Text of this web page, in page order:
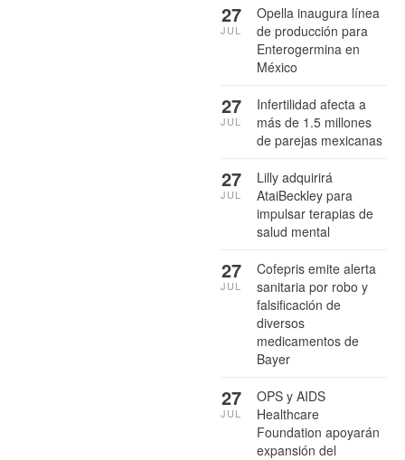
Opella inaugura línea
de producción para
Enterogermina en
México
27
JUL
Infertilidad afecta a
más de 1.5 millones
de parejas mexicanas
27
JUL
Lilly adquirirá
AtaiBeckley para
impulsar terapias de
salud mental
27
JUL
Cofepris emite alerta
sanitaria por robo y
falsificación de
diversos
medicamentos de
Bayer
27
JUL
OPS y AIDS
Healthcare
Foundation apoyarán
expansión del
27
JUL